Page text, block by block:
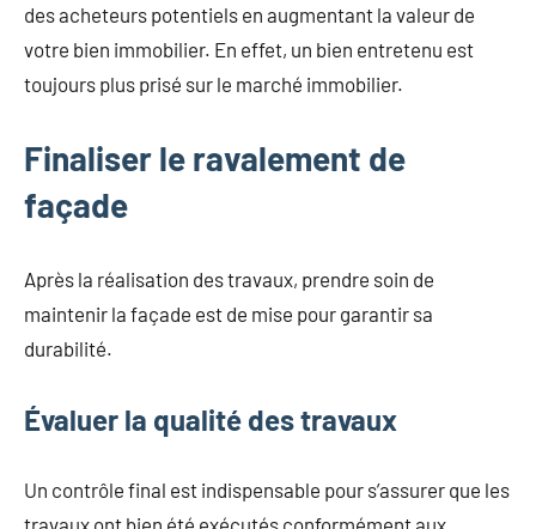
des acheteurs potentiels en augmentant la valeur de
votre bien immobilier. En effet, un bien entretenu est
toujours plus prisé sur le marché immobilier.
Finaliser le ravalement de
façade
Après la réalisation des travaux, prendre soin de
maintenir la façade est de mise pour garantir sa
durabilité.
Évaluer la qualité des travaux
Un contrôle final est indispensable pour s’assurer que les
travaux ont bien été exécutés conformément aux